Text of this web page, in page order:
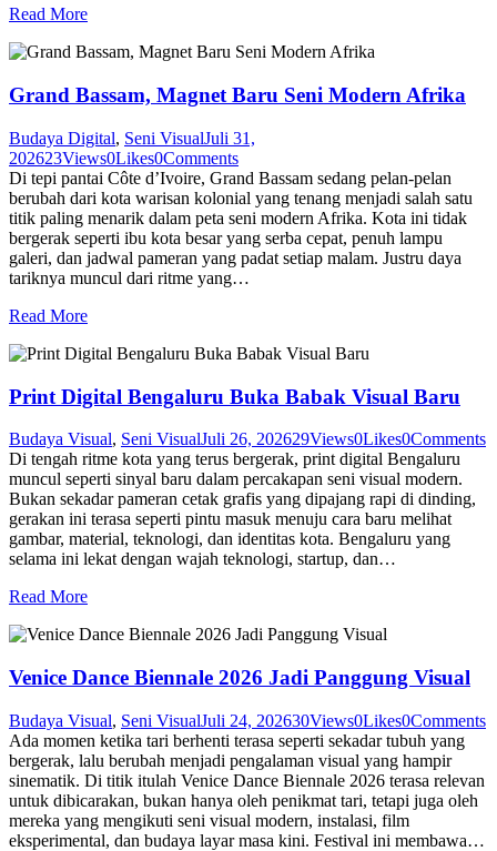
Read More
Grand Bassam, Magnet Baru Seni Modern Afrika
Budaya Digital, Seni VisualJuli 31,
202623Views0Likes0Comments
Di tepi pantai Côte d’Ivoire, Grand Bassam sedang pelan-pelan
berubah dari kota warisan kolonial yang tenang menjadi salah satu
titik paling menarik dalam peta seni modern Afrika. Kota ini tidak
bergerak seperti ibu kota besar yang serba cepat, penuh lampu
galeri, dan jadwal pameran yang padat setiap malam. Justru daya
tariknya muncul dari ritme yang…
Read More
Print Digital Bengaluru Buka Babak Visual Baru
Budaya Visual, Seni VisualJuli 26, 202629Views0Likes0Comments
Di tengah ritme kota yang terus bergerak, print digital Bengaluru
muncul seperti sinyal baru dalam percakapan seni visual modern.
Bukan sekadar pameran cetak grafis yang dipajang rapi di dinding,
gerakan ini terasa seperti pintu masuk menuju cara baru melihat
gambar, material, teknologi, dan identitas kota. Bengaluru yang
selama ini lekat dengan wajah teknologi, startup, dan…
Read More
Venice Dance Biennale 2026 Jadi Panggung Visual
Budaya Visual, Seni VisualJuli 24, 202630Views0Likes0Comments
Ada momen ketika tari berhenti terasa seperti sekadar tubuh yang
bergerak, lalu berubah menjadi pengalaman visual yang hampir
sinematik. Di titik itulah Venice Dance Biennale 2026 terasa relevan
untuk dibicarakan, bukan hanya oleh penikmat tari, tetapi juga oleh
mereka yang mengikuti seni visual modern, instalasi, film
eksperimental, dan budaya layar masa kini. Festival ini membawa…